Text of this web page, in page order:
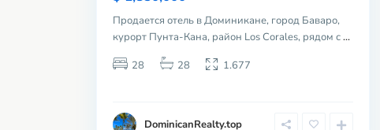
Продается отель в Доминикане, город Баваро,
курорт Пунта-Кана, район Los Corales, рядом с...
28
28 1.677
DominicanRealty.top